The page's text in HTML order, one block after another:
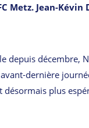
Metz. Jean-
depuis décembre,
avant-dernière
plus